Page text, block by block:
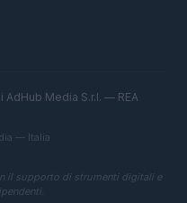
Media S.r.l. — REA
— Italia
il supporto di strumenti digitali e